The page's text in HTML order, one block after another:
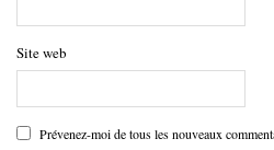
Site web
Prévenez-moi de tous les nouveaux